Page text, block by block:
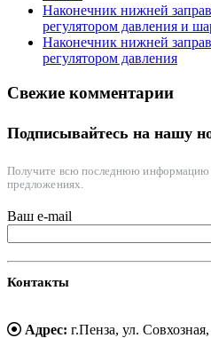
Наконечник нижней
регулятором давления и
Наконечник нижней
регулятором давления
Свежие комментарии
Подписывайтесь на нашу
Получите всю последнюю информацию
предложениях.
Ваш e-mail
Контакты
Адрес: г.Пенза, ул.